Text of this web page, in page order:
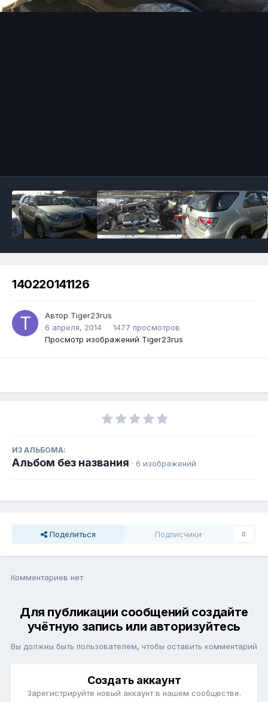
140220141126
Автор Tiger23rus
6 апреля, 2014
1477 просмотров
Просмотр изображений Tiger23rus
ИЗ АЛЬБОМА:
Альбом без названия · 6 изображений
Поделиться Подписчики 0
Комментариев нет
Для публикации сообщений создайте
учётную запись или авторизуйтесь
Вы должны быть пользователем, чтобы оставить комментарий
Создать аккаунт
Зарегистрируйте новый аккаунт в нашем сообществе.